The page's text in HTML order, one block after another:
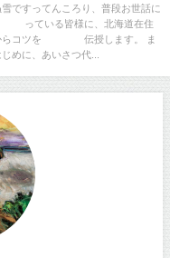
雪ですってんころり、普段お世話に
いる皆様に、北海道在住
らコツを 伝授します。 ま
めに、あいさつ代...